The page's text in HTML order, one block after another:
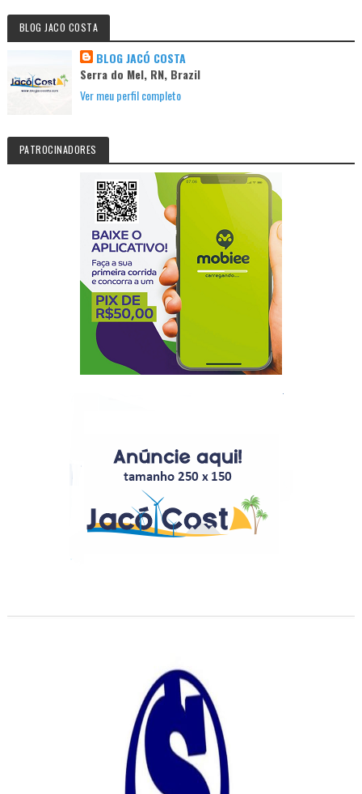
BLOG JACO COSTA
BLOG JACÓ COSTA
Serra do Mel, RN, Brazil
Ver meu perfil completo
PATROCINADORES